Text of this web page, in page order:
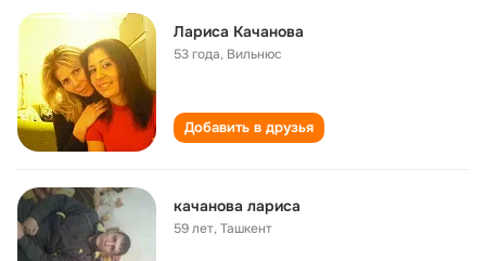
Лариса Качанова
53 года, Вильнюс
Добавить в друзья
качанова лариса
59 лет,Ташкент